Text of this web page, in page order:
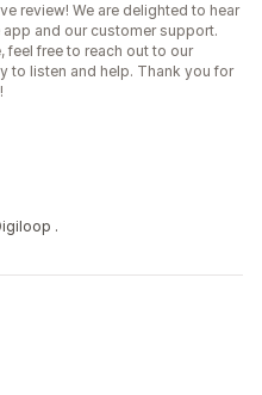
review! We are delighted to hear
and our customer support.
feel free to reach out to our
to listen and help. Thank you for
.